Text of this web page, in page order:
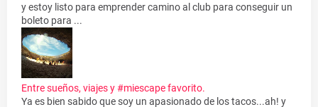
y estoy listo para emprender camino al club para conseguir un
boleto para ...
Entre sueños, viajes y #miescape favorito.
Ya es bien sabido que soy un apasionado de los tacos...ah! y